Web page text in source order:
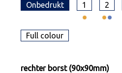
Onbedrukt 1 2
Full colour
rechter borst (90x90mm)